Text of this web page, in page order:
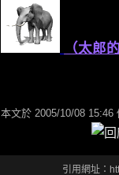
（太郎
本文於 2005/10/08 15:46
引用網址：